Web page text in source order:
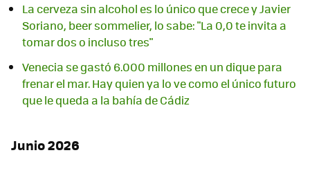
La cerveza sin alcohol es lo único que crece y Javier
Soriano, beer sommelier, lo sabe: "La 0,0 te invita a
tomar dos o incluso tres"
Venecia se gastó 6.000 millones en un dique para
frenar el mar. Hay quien ya lo ve como el único futuro
que le queda a la bahía de Cádiz
Junio 2026